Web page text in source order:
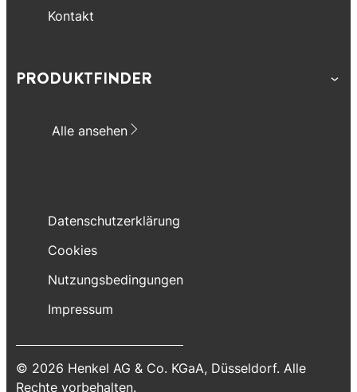
Kontakt
PRODUKTFINDER
Alle ansehen
Datenschutzerklärung
Cookies
Nutzungsbedingungen
Impressum
© 2026 Henkel AG & Co. KGaA, Düsseldorf. Alle
Rechte vorbehalten.